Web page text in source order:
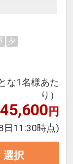
ーチェッ
：００）
ックアウ
料金をい
。
ることは
夕
な1名様あた
り）
45,600円
日11:30時点)
選択